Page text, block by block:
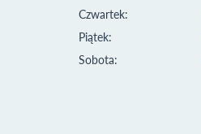
Czwartek:
Piątek:
Sobota: